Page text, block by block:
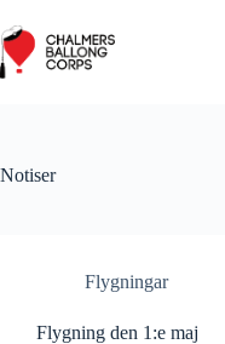
till
innehåll
Notiser
Flygningar
Flygning den 1:e maj